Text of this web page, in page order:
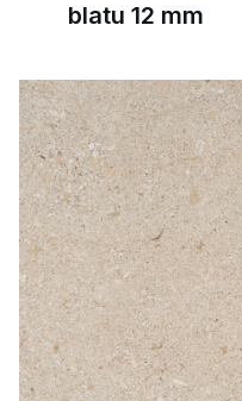
blatu 12 mm